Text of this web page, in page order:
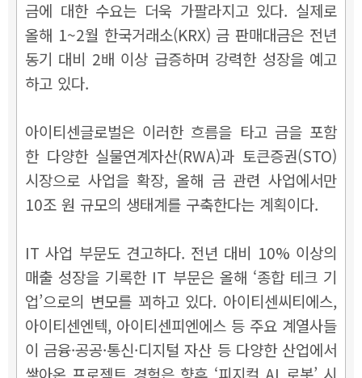
금에 대한 수요는 더욱 가팔라지고 있다. 실제로
올해 1~2월 한국거래소(KRX) 금 판매대금은 전년
동기 대비 2배 이상 급증하며 강력한 성장을 예고
하고 있다.
아이티센글로벌은 이러한 흐름을 타고 금을 포함
한 다양한 실물연계자산(RWA)과 토큰증권(STO)
시장으로 사업을 확장, 올해 금 관련 사업에서만
10조 원 규모의 생태계를 구축한다는 계획이다.
IT 사업 부문도 견고하다. 전년 대비 10% 이상의
매출 성장을 기록한 IT 부문은 올해 ‘종합 테크 기
업’으로의 변모를 꾀하고 있다. 아이티센씨티에스,
아이티센엔텍, 아이티센피엔에스 등 주요 계열사들
이 금융·공공·통신·디지털 자산 등 다양한 산업에서
쌓아온 프로젝트 경험은 향후 ‘피지컬 AI 로봇’ 시